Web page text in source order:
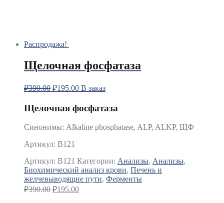
Распродажа!
Щелочная фосфатаза
₽390.00 ₽195.00 В заказ
Щелочная фосфатаза
Синонимы: Alkaline phosphatase, ALP, ALKP, ЩФ
Артикул: B121
Артикул: B121 Категории: Анализы, Анализы,
Биохимический анализ крови, Печень и
желчевыводящие пути, Ферменты
₽390.00 ₽195.00